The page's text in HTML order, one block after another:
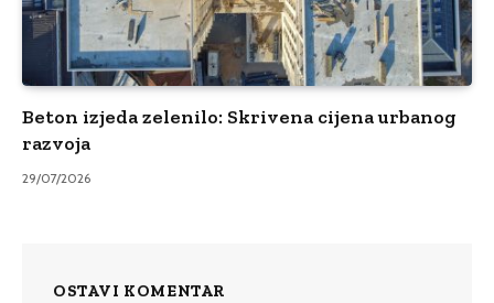
Beton izjeda zelenilo: Skrivena cijena urbanog
razvoja
29/07/2026
OSTAVI KOMENTAR